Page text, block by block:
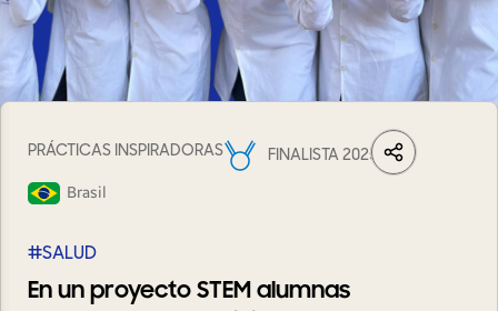
PRÁCTICAS INSPIRADORAS
FINALISTA 2025
Brasil
LinkedIn
Share
#SALUD
En un proyecto STEM alumnas